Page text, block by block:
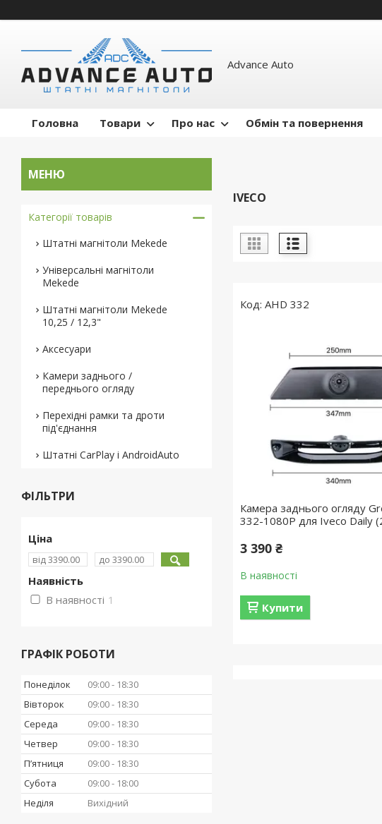
Advance Auto
Головна Товари Про нас Обмін та повернення
IVECO
AHD 332
Камера заднього огляду
332-1080P для Iveco Daily
3 390 ₴
В наявності
Купити
Категорії товарів
Штатні магнітоли Mekede
Універсальні магнітоли
Mekede
Штатні магнітоли Mekede
10,25 / 12,3"
Аксесуари
Камери заднього /
переднього огляду
Перехідні рамки та дроти
під'єднання
Штатні CarPlay і AndroidAuto
ФІЛЬТРИ
Ціна
Наявність
В наявності 1
ГРАФІК РОБОТИ
Понеділок 09:00
18:30
Вівторок
09:00
18:30
Середа
09:00
18:30
Четвер
09:00
18:30
Пʼятниця
09:00
18:30
Субота
09:00
18:00
Неділя
Вихідний